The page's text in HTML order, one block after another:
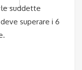
le suddette
superare i 6